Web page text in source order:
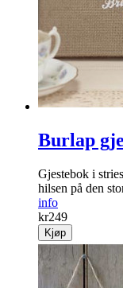
Burlap
Gjestebok i
hilsen på den
info
kr249
Kjøp